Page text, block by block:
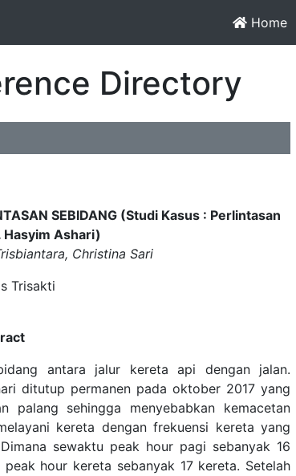
Home
Directory
SEBIDANG (Studi Kasus : Perlintasan
Hasyim Ashari)
Christina Sari
Trisakti
antara jalur kereta api dengan jalan.
ditutup permanen pada oktober 2017 yang
palang sehingga menyebabkan kemacetan
kereta dengan frekuensi kereta yang
sewaktu peak hour pagi sebanyak 16
hour kereta sebanyak 17 kereta. Setelah